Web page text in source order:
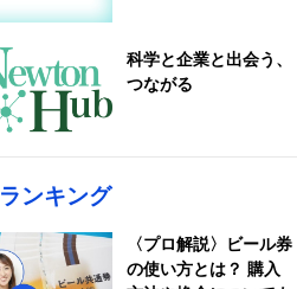
科学と企業と出会う、
つながる
ランキング
〈プロ解説〉ビール券
の使い方とは？ 購入